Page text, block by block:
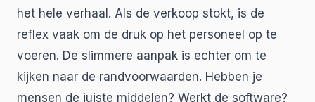
het hele verhaal. Als de verkoop stokt, is de
reflex vaak om de druk op het personeel op te
voeren. De slimmere aanpak is echter om te
kijken naar de randvoorwaarden. Hebben je
mensen de juiste middelen? Werkt de software?